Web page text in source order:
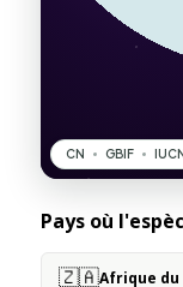
Pays où
🇿🇦Afrique du